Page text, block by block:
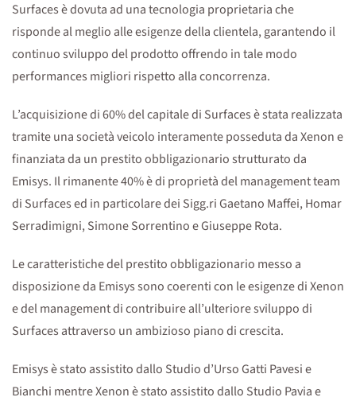
Surfaces è dovuta ad una tecnologia proprietaria che
risponde al meglio alle esigenze della clientela, garantendo il
continuo sviluppo del prodotto offrendo in tale modo
performances migliori rispetto alla concorrenza.
L’acquisizione di 60% del capitale di Surfaces è stata realizzata
tramite una società veicolo interamente posseduta da Xenon e
finanziata da un prestito obbligazionario strutturato da
Emisys. Il rimanente 40% è di proprietà del management team
di Surfaces ed in particolare dei Sigg.ri Gaetano Maffei, Homar
Serradimigni, Simone Sorrentino e Giuseppe Rota.
Le caratteristiche del prestito obbligazionario messo a
disposizione da Emisys sono coerenti con le esigenze di Xenon
e del management di contribuire all’ulteriore sviluppo di
Surfaces attraverso un ambizioso piano di crescita.
Emisys è stato assistito dallo Studio d’Urso Gatti Pavesi e
Bianchi mentre Xenon è stato assistito dallo Studio Pavia e